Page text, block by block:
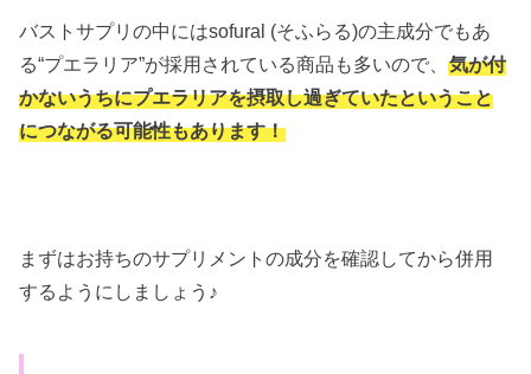
バストサプリの中にはsofural (そふらる)の主成分でもあ
る“プエラリア”が採用されている商品も多いので、気が付
かないうちにプエラリアを摂取し過ぎていたということ
につながる可能性もあります！
まずはお持ちのサプリメントの成分を確認してから併用
するようにしましょう♪